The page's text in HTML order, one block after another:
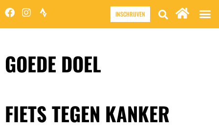
INSCHRIJVEN
GOEDE DOEL
FIETS TEGEN KANKER